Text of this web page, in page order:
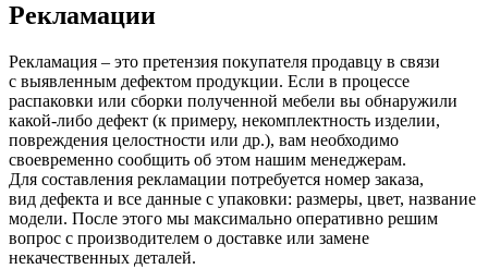
Рекламации
Рекламация – это претензия покупателя продавцу в связи
с выявленным дефектом продукции. Если в процессе
распаковки или сборки полученной мебели вы обнаружили
какой-либо дефект (к примеру, некомплектность изделии,
повреждения целостности или др.), вам необходимо
своевременно сообщить об этом нашим менеджерам.
Для составления рекламации потребуется номер заказа,
вид дефекта и все данные с упаковки: размеры, цвет, название
модели. После этого мы максимально оперативно решим
вопрос с производителем о доставке или замене
некачественных деталей.